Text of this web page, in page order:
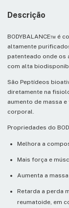
Descrição
BODYBALANCE™ é
altamente
patenteado onde os
com alta
São Peptídeos
diretamente na
aumento de massa
corporal.
Propriedades do
Melhora a
Mais força e
Aumenta a
Retarda a perda
reumatoide, em